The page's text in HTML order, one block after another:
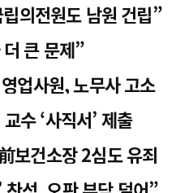
의전원도 남원 건립”
큰 문제”
업사원, 노무사 고소
수 ‘사직서’ 제출
보건소장 2심도 유죄